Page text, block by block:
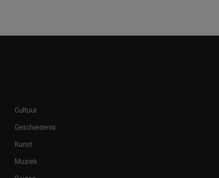
Cultuur
Geschiedenis
Kunst
Muziek